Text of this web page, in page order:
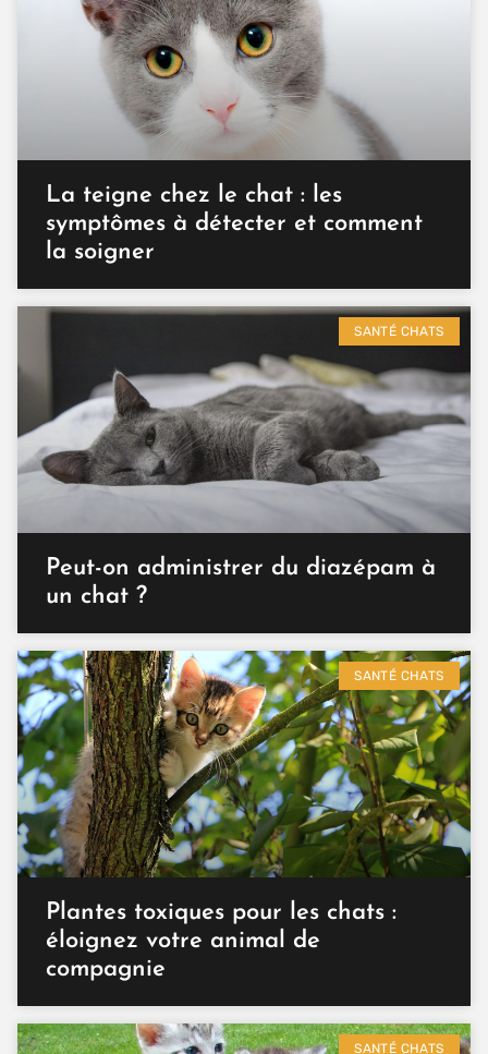
La teigne chez le chat : les
symptômes à détecter et comment
la soigner
SANTÉ CHATS
Peut-on administrer du diazépam à
un chat ?
SANTÉ CHATS
Plantes toxiques pour les chats :
éloignez votre animal de
compagnie
SANTÉ CHATS